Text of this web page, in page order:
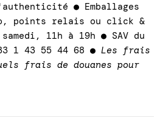
● Emballages
points relais ou click &
11h à 19h ● SAV du
1 43 55 44 68 ●Les frais
frais de douanes pour